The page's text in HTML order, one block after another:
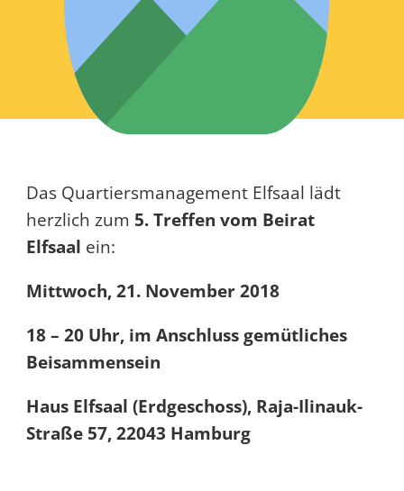
Das Quartiersmanagement Elfsaal lädt
herzlich zum 5. Treffen vom Beirat
Elfsaal ein:
Mittwoch, 21. November 2018
18 – 20 Uhr, im Anschluss gemütliches
Beisammensein
Haus Elfsaal (Erdgeschoss), Raja-Ilinauk-
Straße 57, 22043 Hamburg